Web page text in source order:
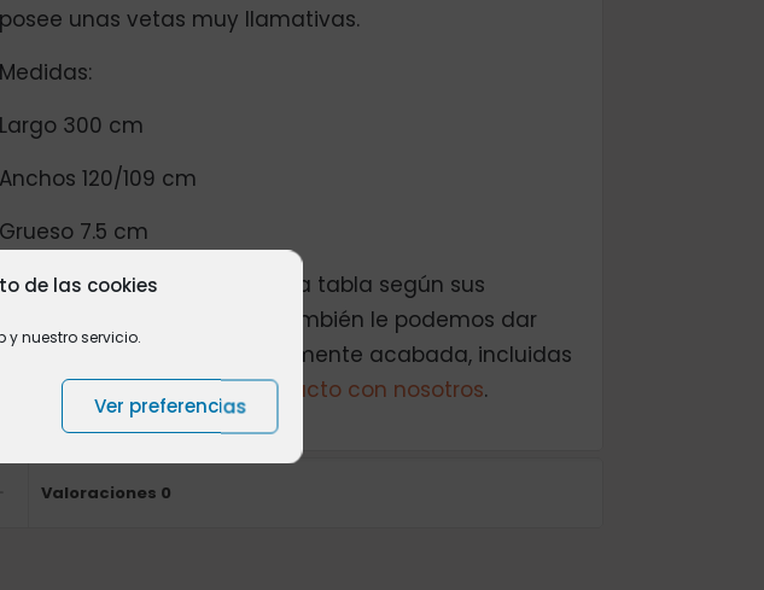
de las cookies
y nuestro servicio.
Ver preferencias
posee unas vetas muy llamativas.
Medidas:
Largo 300 cm
Anchos 120/109 cm
Grueso 7.5 cm
Podemos cortar el largo de la tabla según sus
necesidades,y si lo desea también le podemos dar
precio de la tabla completamente acabada, incluidas
las patas,póngase en contacto con nosotros.
Valoraciones 0